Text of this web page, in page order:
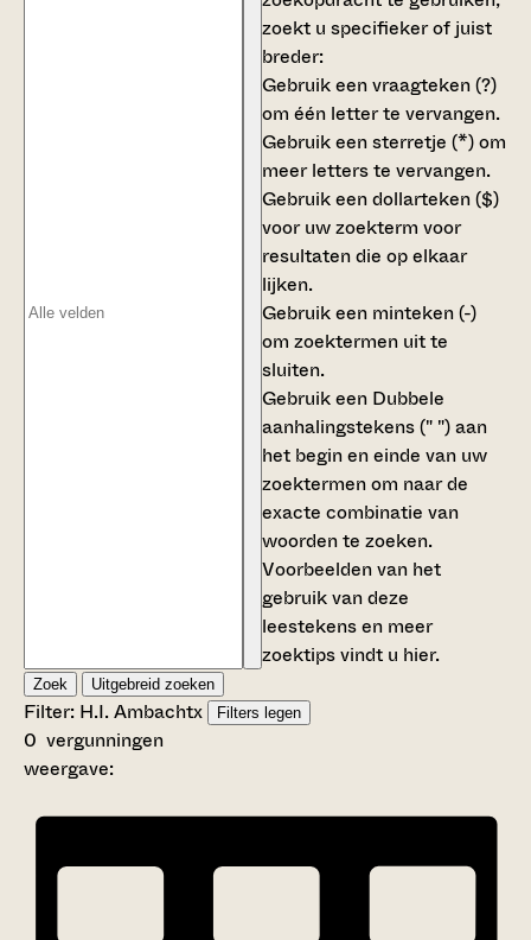
zoekt u specifieker of juist
breder:
Gebruik eenvraagteken (?)
om één letter te vervangen.
Gebruik eensterretje (*)om
meer letters te vervangen.
Gebruik eendollarteken ($)
voor uw zoekterm voor
resultaten die op elkaar
lijken.
Gebruik een minteken (-)
om zoektermen uit te
sluiten.
Gebruik een Dubbele
aanhalingstekens (" ")aan
het begin en einde van uw
zoektermen om naar de
exacte combinatie van
woorden te zoeken.
Voorbeelden van het
gebruik van deze
leestekens en meer
zoektips vindt u hier.
Zoek Uitgebreid zoeken
Filter: H.I. Ambachtx Filters legen
0 vergunningen
weergave: